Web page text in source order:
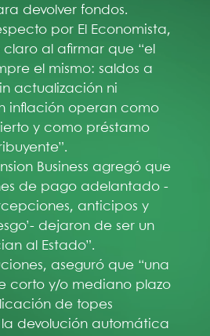
devolver fondos.
por El Economista,
al afirmar que “el
el mismo: saldos a
actualización ni
inflación operan como
y como préstamo
Business agregó que
de pago adelantado -
anticipos y
dejaron de ser un
al Estado”.
aseguró que “una
corto y/o mediano plazo
de topes
devolución automática